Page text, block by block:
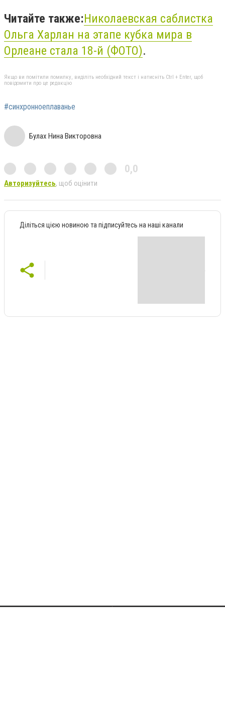
Читайте также:Николаевская саблистка
Ольга Харлан на этапе кубка мира в
Орлеане стала 18-й (ФОТО).
Якщо ви помітили помилку, виділіть необхідний текст і натисніть Ctrl + Enter, щоб
повідомити про це редакцію
#синхронноеплаванье
Булах Нина Викторовна
0,0
Авторизуйтесь, щоб оцінити
Діліться цією новиною та підписуйтесь на наші канали